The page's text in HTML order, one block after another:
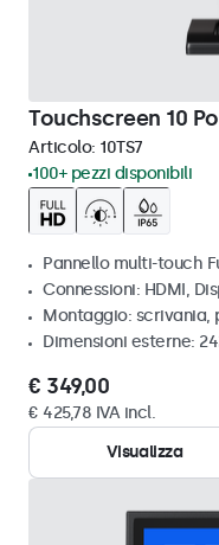
Touchscreen 10
Articolo: 10TS7
100+ pezzi disponibili
Pannello multi-touch
Connessioni: HDMI,
Montaggio: scrivania,
Dimensioni esterne:
€ 349,00
€ 425,78 IVA incl.
Visualizza